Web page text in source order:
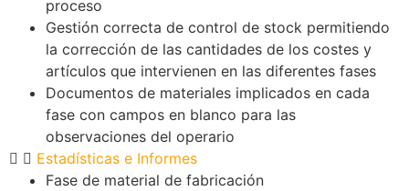
proceso
Gestión correcta de control de stock permitiendo
la corrección de las cantidades de los costes y
artículos que intervienen en las diferentes fases
Documentos de materiales implicados en cada
fase con campos en blanco para las
observaciones del operario
Estadísticas e Informes
Fase de material de fabricación